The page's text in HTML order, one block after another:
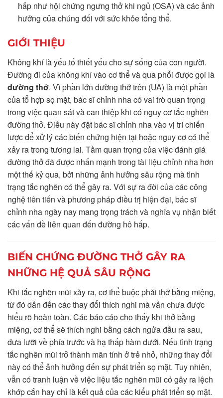
hấp như hội chứng ngưng thở khi ngủ (OSA) và các ảnh
hưởng của chúng đối với sức khỏe tổng thể.
GIỚI THIỆU
Không khí là yếu tố thiết yếu cho sự sống của con người.
Đường đi của không khí vào cơ thể và qua phổi được gọi là
đường thở. Vì phần lớn đường thở trên (UA) là một phần
của tổ hợp sọ mặt, bác sĩ chỉnh nha có vai trò quan trọng
trong việc quan sát và can thiệp khi có nguy cơ tắc nghẽn
đường thở. Điều này đặt bác sĩ chỉnh nha vào vị trí chiến
lược để xử lý các biến chứng hiện tại hoặc nguy cơ có thể
xảy ra trong tương lai. Tầm quan trọng của việc đánh giá
đường thở đã được nhấn mạnh trong tài liệu chỉnh nha hơn
một thế kỷ qua, bởi những ảnh hưởng sâu rộng mà tình
trạng tắc nghẽn có thể gây ra. Với sự ra đời của các công
nghệ tiên tiến và phương pháp điều trị hiện đại, bác sĩ
chỉnh nha ngày nay mang trọng trách và nghĩa vụ nhận biết
các vấn đề liên quan đến đường hô hấp.
BIẾN CHỨNG ĐƯỜNG THỞ GÂY RA
NHỮNG HỆ QUẢ SÂU RỘNG
Khi tắc nghẽn mũi xảy ra, cơ thể buộc phải thở bằng miệng,
từ đó dẫn đến các thay đổi thích nghi mà vẫn chưa được
hiểu rõ hoàn toàn. Các báo cáo cho thấy khi thở bằng
miệng, cơ thể sẽ thích nghi bằng cách ngửa đầu ra sau,
đưa lưỡi về phía trước và hạ thấp hàm dưới. Nếu tình trạng
tắc nghẽn mũi trở thành mãn tính ở trẻ nhỏ, những thay đổi
này có thể ảnh hưởng đến sự phát triển sọ mặt. Tuy nhiên,
vẫn có tranh luận về việc liệu tắc nghẽn mũi có gây ra lệch
khớp cắn hay chỉ là kết quả của các kiểu phát triển sọ mặt.